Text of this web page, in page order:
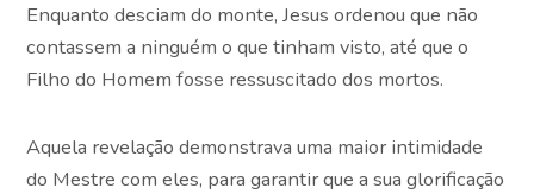
Enquanto desciam do monte, Jesus ordenou que não
contassem a ninguém o que tinham visto, até que o
Filho do Homem fosse ressuscitado dos mortos.
Aquela revelação demonstrava uma maior intimidade
do Mestre com eles, para garantir que a sua glorificação